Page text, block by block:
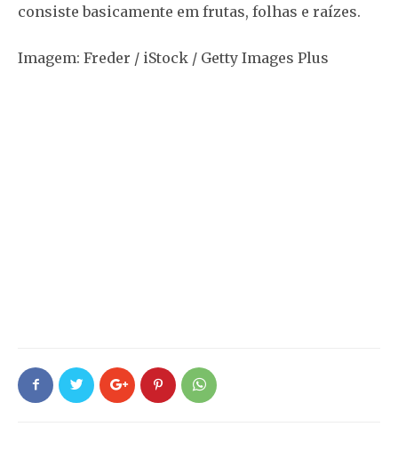
consiste basicamente em frutas, folhas e raízes.
Imagem: Freder / iStock / Getty Images Plus